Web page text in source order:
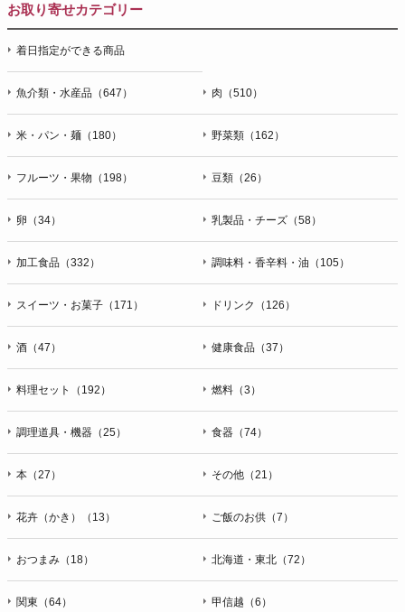
お取り寄せカテゴリー
着日指定ができる商品
魚介類・水産品（647） 肉（510）
米・パン・麺（180） 野菜類（162）
フルーツ・果物（198） 豆類（26）
卵（34） 乳製品・チーズ（58）
加工食品（332） 調味料・香辛料・油（105）
スイーツ・お菓子（171） ドリンク（126）
酒（47） 健康食品（37）
料理セット（192） 燃料（3）
調理道具・機器（25） 食器（74）
本（27） その他（21）
花卉（かき）（13） ご飯のお供（7）
おつまみ（18） 北海道・東北（72）
関東（64） 甲信越（6）